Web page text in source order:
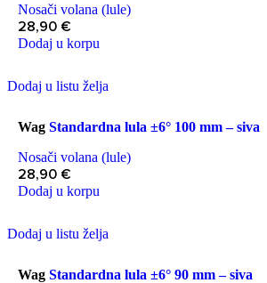
Nosači volana (lule)
28,90 €
Dodaj u korpu
Dodaj u listu želja
Wag Standardna lula ±6° 100 mm – siva
Nosači volana (lule)
28,90 €
Dodaj u korpu
Dodaj u listu želja
Wag Standardna lula ±6° 90 mm – siva